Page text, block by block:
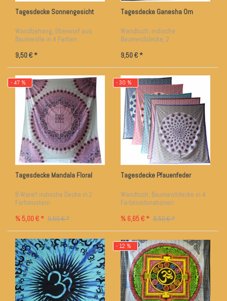
Tagesdecke Sonnengesicht
Wandbehang, Überwurf aus
Baumwolle in 4 Farben
9,50 € *
Tagesdecke Ganesha Om
Wandtuch, indische
Baumwolldecke, 2
9,50 € *
- 47 %
Tagesdecke Mandala Floral
B-Ware!! indische Decke in 2
Farbmustern
% 5,00 € * 9,50 € *
- 30 %
Tagesdecke Pfauenfeder
Wandtuch, Baumwolldecke in 4
Farbkombinationen
% 6,65 € * 9,50 € *
- 12 %